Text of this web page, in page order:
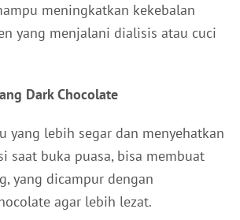
meningkatkan kekebalan
yang menjalani dialisis atau cuci
Dark Chocolate
yang lebih segar dan menyehatkan
saat buka puasa, bisa membuat
yang dicampur dengan
agar lebih lezat.